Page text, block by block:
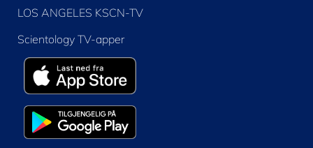
LOS ANGELES KSCN-TV
Scientology TV-apper